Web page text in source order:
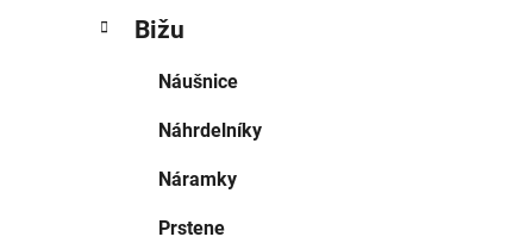
Bižu
Náušnice
Náhrdelníky
Náramky
Prstene